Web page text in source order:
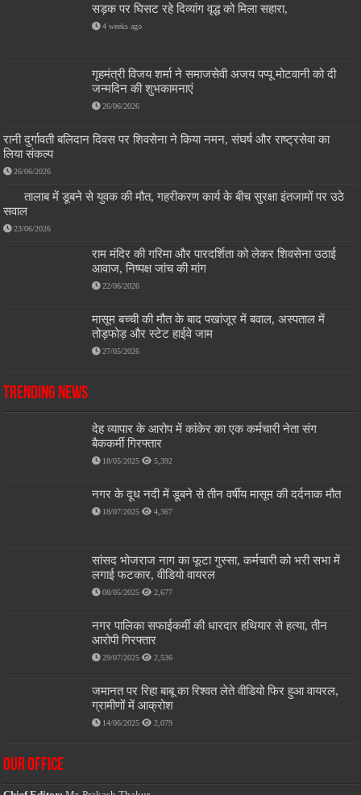
सड़क पर घिसट रहे दिव्यांग वृद्ध को मिला सहारा,
4 weeks ago
गृहमंत्री विजय शर्मा ने समाजसेवी अजय पप्पू मोटवानी को दी
जन्मदिन की शुभकामनाएं
26/06/2026
रानी दुर्गावती बलिदान दिवस पर शिवसेना ने किया नमन, संघर्ष और राष्ट्रसेवा का
लिया संकल्प
26/06/2026
तालाब में डूबने से युवक की मौत, गहरीकरण कार्य के बीच सुरक्षा इंतजामों पर उठे
सवाल
23/06/2026
राम मंदिर की गरिमा और पारदर्शिता को लेकर शिवसेना उठाई
आवाज, निष्पक्ष जांच की मांग
22/06/2026
मासूम बच्ची की मौत के बाद पखांजूर में बवाल, अस्पताल में
तोड़फोड़ और स्टेट हाईवे जाम
27/05/2026
Trending News
देह व्यापार के आरोप में कांकेर का एक कर्मचारी नेता संग
बैककर्मी गिरफ्तार
18/05/2025 5,392
नगर के दूध नदी में डूबने से तीन वर्षीय मासूम की दर्दनाक मौत
18/07/2025 4,367
सांसद भोजराज नाग का फूटा गुस्सा, कर्मचारी को भरी सभा में
लगाई फटकार, वीडियो वायरल
08/05/2025 2,677
नगर पालिका सफाईकर्मी की धारदार हथियार से हत्या, तीन
आरोपी गिरफ्तार
29/07/2025 2,536
जमानत पर रिहा बाबू का रिश्वत लेते वीडियो फिर हुआ वायरल,
ग्रामीणों में आक्रोश
14/06/2025 2,079
OUR OFFICE